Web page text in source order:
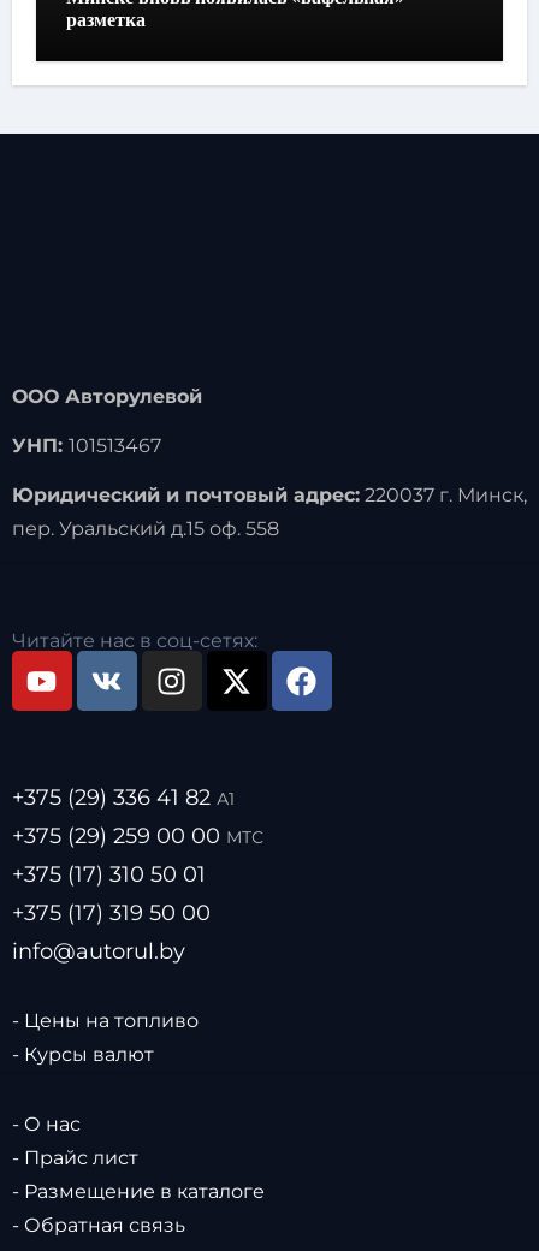
разметка
ООО Авторулевой
УНП: 101513467
Юридический и почтовый адрес:220037 г. Минск,
пер. Уральский д.15 оф. 558
Читайте нас в соц-сетях:
+375 (29) 336 41 82 А1
+375 (29) 259 00 00 МТС
+375 (17) 310 50 01
+375 (17) 319 50 00
info@autorul.by
- Цены на топливо
- Курсы валют
- О нас
- Прайс лист
- Размещение в каталоге
- Обратная связь